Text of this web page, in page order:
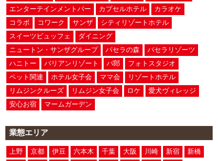
エンターテインメントバー
カプセルホテル
カラオケ
コラボ
コワーク サンザ
シティリゾートホテル
スイーツビュッフェ
ダイニング
ニュートン・サンザグループ
パセラの森
パセラリゾーツ
ハニトー
バリアンリゾート パ郎
フォトスタジオ
ペット関連
ホテル女子会 ママ会
リゾートホテル
リムジンクルーズ
リムジン女子会 ロケ
愛犬ヴィレッジ
安心お宿
マームガーデン
業態エリア
上野 京都 伊豆 六本木 千葉 大阪 川崎 新宿
新橋